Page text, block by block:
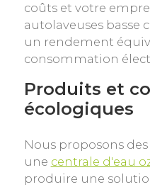
coûts et votre
autolaveuses
un rendement
consommation
Produits et
écologiques
Nous proposons
une centrale d'eau
produire une